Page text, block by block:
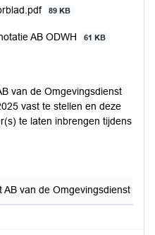
89 KB
AB ODWH 61 KB
van de Omgevingsdienst
vast te stellen en deze
te laten inbrengen tijdens
AB van de Omgevingsdienst